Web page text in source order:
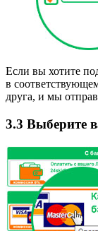
Если вы хотите
в
друга, и мы
3.3 Выберите